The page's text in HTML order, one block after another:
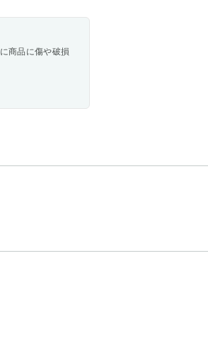
商品に傷や破損